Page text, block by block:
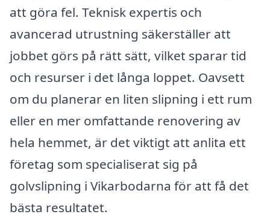
att göra fel. Teknisk expertis och
avancerad utrustning säkerställer att
jobbet görs på rätt sätt, vilket sparar tid
och resurser i det långa loppet. Oavsett
om du planerar en liten slipning i ett rum
eller en mer omfattande renovering av
hela hemmet, är det viktigt att anlita ett
företag som specialiserat sig på
golvslipning i Vikarbodarna för att få det
bästa resultatet.